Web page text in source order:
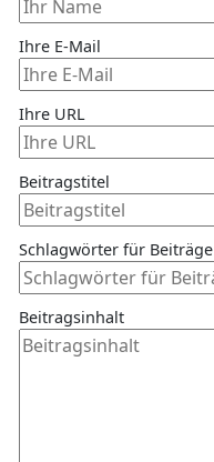
Ihre E-Mail
Ihre URL
Beitragstitel
Schlagwörter für Beiträge
Beitragsinhalt